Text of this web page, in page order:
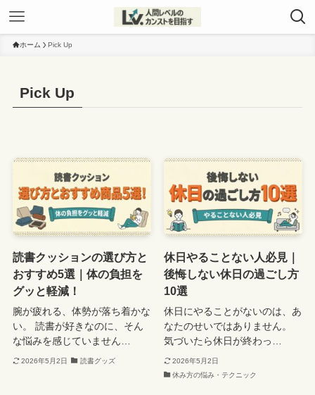
ホーム Pick Up
Pick Up
読書クッションの選び方と
おすすめ5選｜体の負担を
グッと軽減！
腕が疲れる、体勢が落ち着かな
い。 読書が好きなのに、そん
な悩みを感じていません…
2026年5月2日 読書グッズ
休日やることない人必見｜
後悔しない休日の過ごし方
10選
休日にやることがないのは、あ
なたのせいではありません。
気づいたら休日が終わっ…
2026年5月2日
休み方の悩み・テクニック